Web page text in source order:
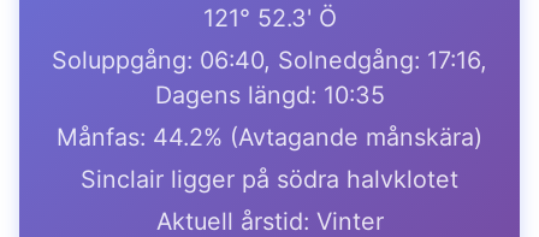
121° 52.3' Ö
Soluppgång: 06:40, Solnedgång: 17:16,
Dagens längd: 10:35
Månfas: 44.2% (Avtagande månskära)
Sinclair ligger på södra halvklotet
Aktuell årstid: Vinter